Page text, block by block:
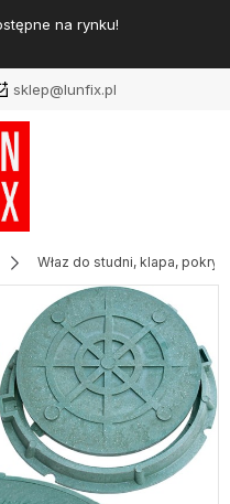
na rynku!
sklep@lunfix.pl
Właz do studni, klapa,